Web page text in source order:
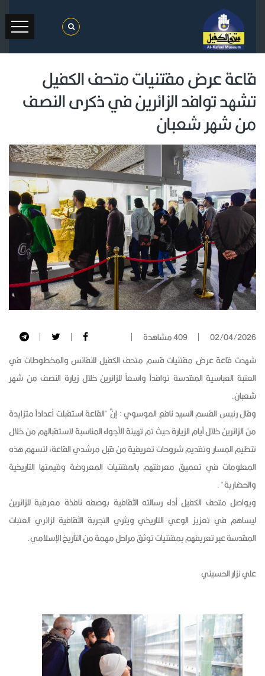
قاعة عرض مقتنيات متحف الكفيل
تشهد توافد الزائرين في ذكرى النصف
من شهر شعبان
02/04/2026
409 مشاهدة
شهدت قاعة عرض مقتنيات قسم متحف الكفيل للنفائس والمخطوطات في
العتبة العباسية المقدسة توافداً واسعاً للزائرين خلال زيارة النصف من شهر
شعبان.
وقال رئيس القسم السيد نافع الموسوي : إنَّ "القاعة استقبلت أعداداً متزايدة
من الزائرين خلال أيام الزيارة حيث تم تهيئة الأجواء المناسبة لاستقبالهم من خلال
تنظيم المسار وتقديم شروحات تعريفية من قبل مرشدي القاعة؛ لتسهم هذه
المعلومات في تعميق معرفتهم بالمقتنيات المعروضة وقيمتها التاريخية
والحضارية" .
ويواصل متحف الكفيل أداء رسالته الثقافية بوصفه نافذة معرفية للزائرين
ليساهم في تعزيز الوعي التاريخي ويثري التجربة الثقافية لزائري العتبات
المقدسة عبر تعريفهم بمقتنيات توثق مراحل مهمة من التأريخ الإسلامي.
علي نزار الحسيني